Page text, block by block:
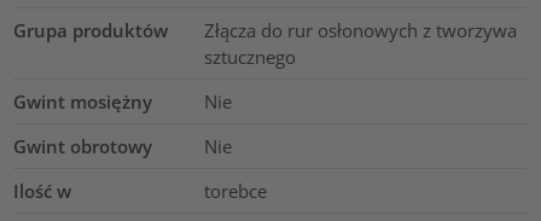
Grupa produktów
Złącza do rur osłonowych z tworzywa
sztucznego
Gwint mosiężny
Nie
Gwint obrotowy
Nie
Ilość w
torebce